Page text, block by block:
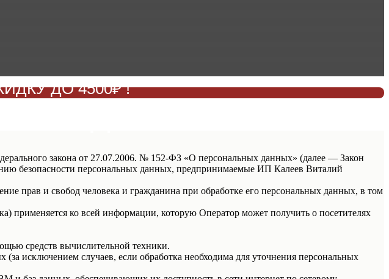
ДО 4500₽ !
СКИДКУ!
закона от 27.07.2006. № 152-ФЗ «О персональных данных» (далее — Закон
безопасности персональных данных, предпринимаемые ИП Калеев Виталий
прав и свобод человека и гражданина при обработке его персональных данных, в том
ко всей информации, которую Оператор может получить о посетителях
средств вычислительной техники.
исключением случаев, если обработка необходима для уточнения персональных